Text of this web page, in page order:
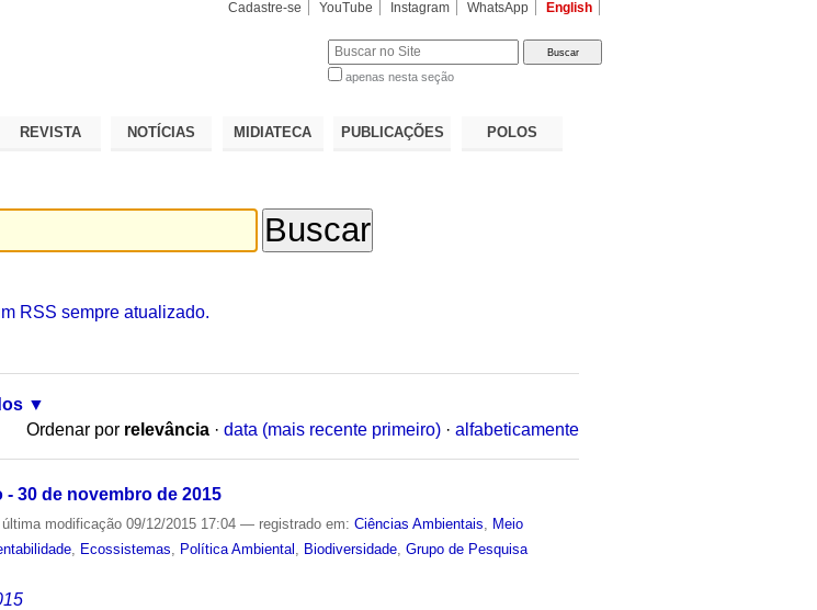
Cadastre-se YouTube Instagram WhatsApp English
apenas nesta seção
REVISTA NOTÍCIAS MIDIATECA PUBLICAÇÕES POLOS
RSS sempre atualizado.
Ordenar por relevância · data (mais recente primeiro) · alfabeticamente
30 de novembro de 2015
última modificação 09/12/2015 17:04— registrado em:Ciências Ambientais
Meio
Ecossistemas Política Ambiental Biodiversidade ,Grupo de Pesquisa